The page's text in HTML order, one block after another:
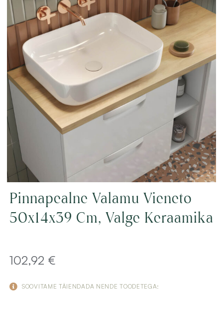
Pinnapealne Valamu Vieneto
50x14x39 Cm, Valge Keraamika
102,92 €
SOOVITAME TÄIENDADA NENDE TOODETEGA: